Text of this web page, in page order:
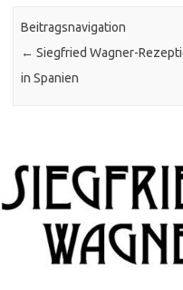
Beitragsnavigation
← Siegfried Wagner-
in Spanien